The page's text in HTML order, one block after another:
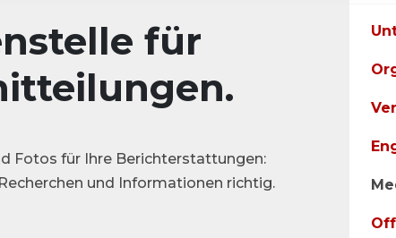
für
Fotos für Ihre Berichterstattungen:
und Informationen richtig.